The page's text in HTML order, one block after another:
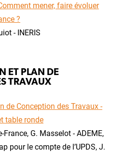
mener, faire évoluer
?
- INERIS
ET PLAN DE
TRAVAUX
de Conception des Travaux -
table ronde
France, G. Masselot - ADEME,
pour le compte de l’UPDS, J.